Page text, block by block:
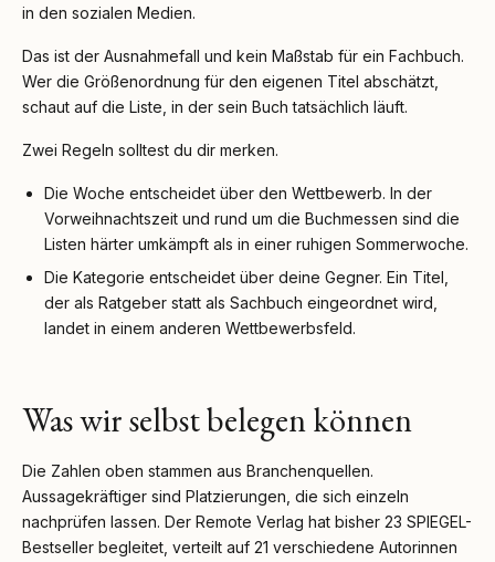
in den sozialen Medien.
Das ist der Ausnahmefall und kein Maßstab für ein Fachbuch.
Wer die Größenordnung für den eigenen Titel abschätzt,
schaut auf die Liste, in der sein Buch tatsächlich läuft.
Zwei Regeln solltest du dir merken.
Die Woche entscheidet über den Wettbewerb. In der
Vorweihnachtszeit und rund um die Buchmessen sind die
Listen härter umkämpft als in einer ruhigen Sommerwoche.
Die Kategorie entscheidet über deine Gegner. Ein Titel,
der als Ratgeber statt als Sachbuch eingeordnet wird,
landet in einem anderen Wettbewerbsfeld.
Was wir selbst belegen können
Die Zahlen oben stammen aus Branchenquellen.
Aussagekräftiger sind Platzierungen, die sich einzeln
nachprüfen lassen. Der Remote Verlag hat bisher 23 SPIEGEL-
Bestseller begleitet, verteilt auf 21 verschiedene Autorinnen